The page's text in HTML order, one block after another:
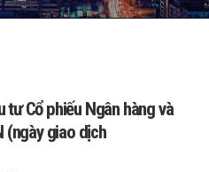
tư Cổ phiếu Ngân hàng và
(ngày giao dịch